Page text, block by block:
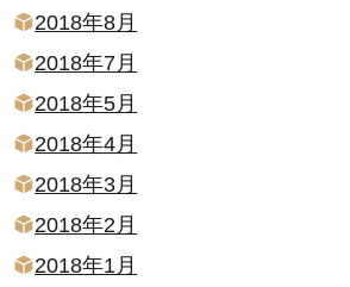
2018年8月
2018年7月
2018年5月
2018年4月
2018年3月
2018年2月
2018年1月